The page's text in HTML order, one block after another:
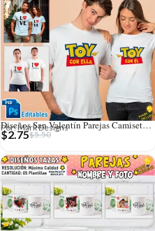
Diseños San Valentín Parejas Camisetas Editables
Por: Mark Designs
$5.50
$2.75